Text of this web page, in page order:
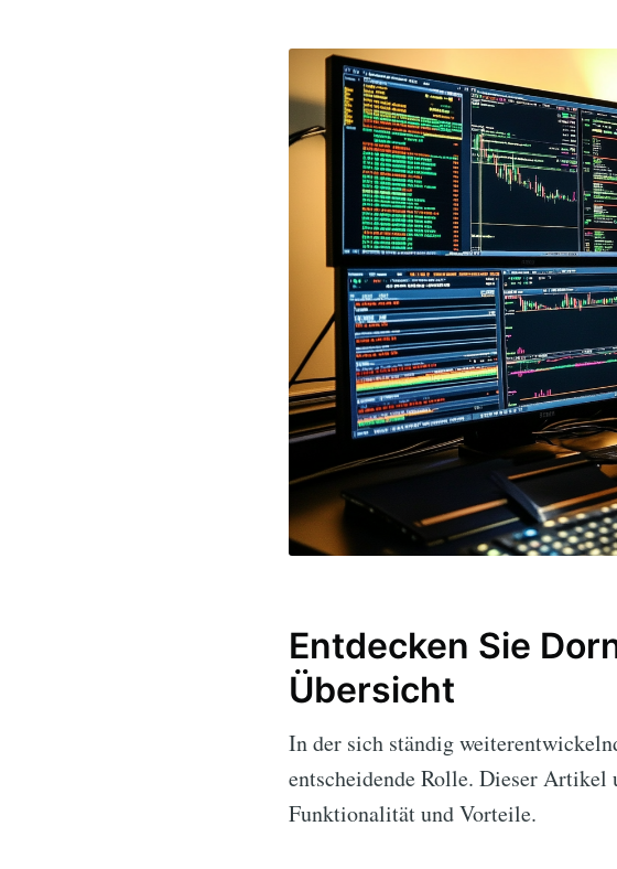
Entdecken Sie
Übersicht
In der sich ständig
entscheidende Rolle. Dieser Artikel
Funktionalität und Vorteile.